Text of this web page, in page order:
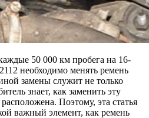
50 000 км пробега на 16-
необходимо менять ремень
замены служит не только
знает, как заменить эту
Поэтому, эта статья
важный элемент, как ремень